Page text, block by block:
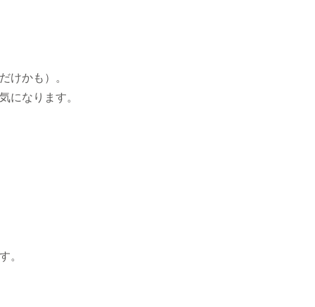
けかも）。
になります。
。